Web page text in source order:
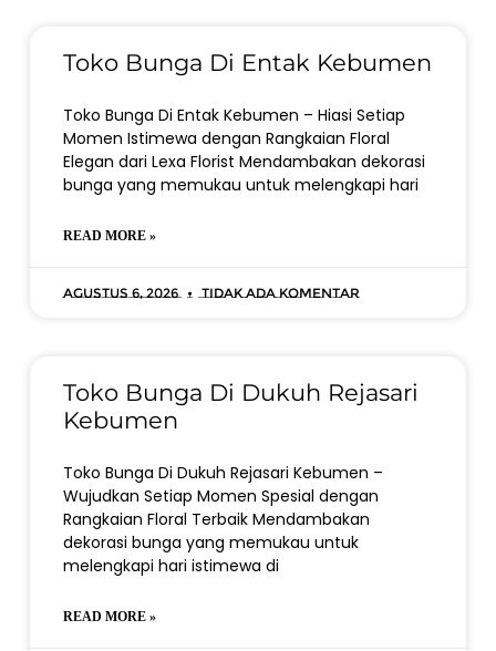
Toko Bunga Di Entak Kebumen
Toko Bunga Di Entak Kebumen – Hiasi Setiap
Momen Istimewa dengan Rangkaian Floral
Elegan dari Lexa Florist Mendambakan dekorasi
bunga yang memukau untuk melengkapi hari
READ MORE »
Agustus 6, 2026 Tidak ada komentar
Toko Bunga Di Dukuh Rejasari
Kebumen
Toko Bunga Di Dukuh Rejasari Kebumen –
Wujudkan Setiap Momen Spesial dengan
Rangkaian Floral Terbaik Mendambakan
dekorasi bunga yang memukau untuk
melengkapi hari istimewa di
READ MORE »